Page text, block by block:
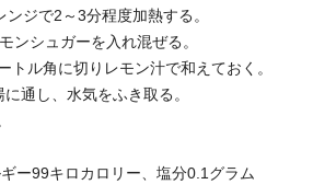
ジで2～3分程度加熱する。
ンシュガーを入れ混ぜる。
トル角に切りレモン汁で和えておく。
通し、水気をふき取る。
ー99キロカロリー、塩分0.1グラム